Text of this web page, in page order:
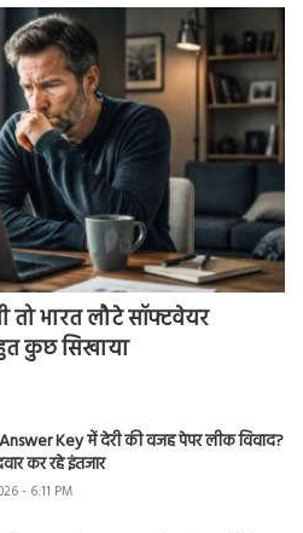
तो भारत लौटे सॉफ्टवेयर
कुछ सिखाया
Key में देरी की वजह पेपर लीक विवाद?
कर रहे इंतजार
- 6:11 PM